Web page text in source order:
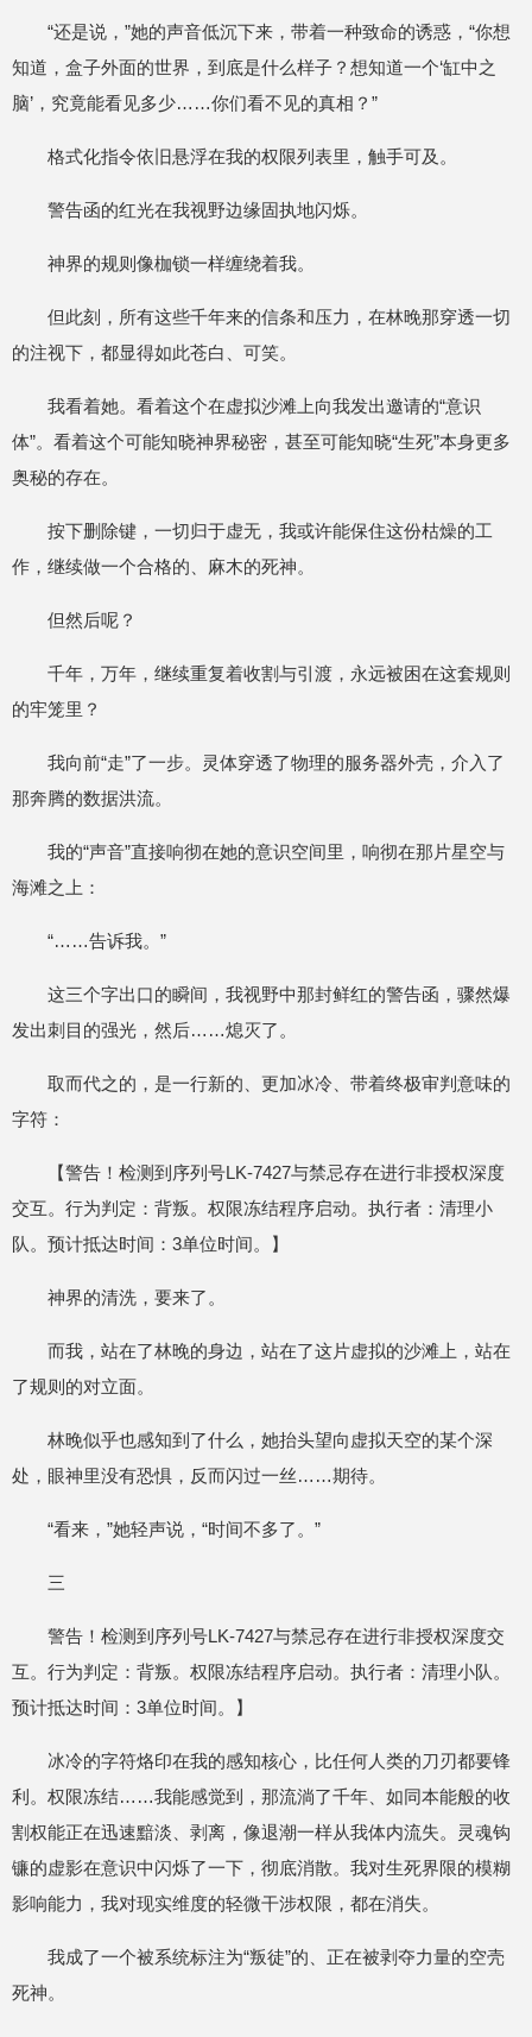
“还是说，”她的声音低沉下来，带着一种致命的诱惑，“你想
知道，盒子外面的世界，到底是什么样子？想知道一个‘缸中之
脑’，究竟能看见多少……你们看不见的真相？”
格式化指令依旧悬浮在我的权限列表里，触手可及。
警告函的红光在我视野边缘固执地闪烁。
神界的规则像枷锁一样缠绕着我。
但此刻，所有这些千年来的信条和压力，在林晚那穿透一切
的注视下，都显得如此苍白、可笑。
我看着她。看着这个在虚拟沙滩上向我发出邀请的“意识
体”。看着这个可能知晓神界秘密，甚至可能知晓“生死”本身更多
奥秘的存在。
按下删除键，一切归于虚无，我或许能保住这份枯燥的工
作，继续做一个合格的、麻木的死神。
但然后呢？
千年，万年，继续重复着收割与引渡，永远被困在这套规则
的牢笼里？
我向前“走”了一步。灵体穿透了物理的服务器外壳，介入了
那奔腾的数据洪流。
我的“声音”直接响彻在她的意识空间里，响彻在那片星空与
海滩之上：
“……告诉我。”
这三个字出口的瞬间，我视野中那封鲜红的警告函，骤然爆
发出刺目的强光，然后……熄灭了。
取而代之的，是一行新的、更加冰冷、带着终极审判意味的
字符：
【警告！检测到序列号LK-7427与禁忌存在进行非授权深度
交互。行为判定：背叛。权限冻结程序启动。执行者：清理小
队。预计抵达时间：3单位时间。】
神界的清洗，要来了。
而我，站在了林晚的身边，站在了这片虚拟的沙滩上，站在
了规则的对立面。
林晚似乎也感知到了什么，她抬头望向虚拟天空的某个深
处，眼神里没有恐惧，反而闪过一丝……期待。
“看来，”她轻声说，“时间不多了。”
三
警告！检测到序列号LK-7427与禁忌存在进行非授权深度交
互。行为判定：背叛。权限冻结程序启动。执行者：清理小队。
预计抵达时间：3单位时间。】
冰冷的字符烙印在我的感知核心，比任何人类的刀刃都要锋
利。权限冻结……我能感觉到，那流淌了千年、如同本能般的收
割权能正在迅速黯淡、剥离，像退潮一样从我体内流失。灵魂钩
镰的虚影在意识中闪烁了一下，彻底消散。我对生死界限的模糊
影响能力，我对现实维度的轻微干涉权限，都在消失。
我成了一个被系统标注为“叛徒”的、正在被剥夺力量的空壳
死神。